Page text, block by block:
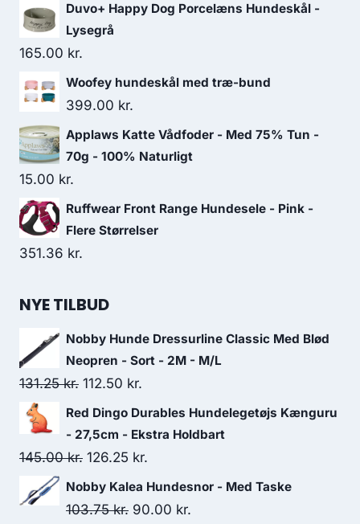
Duvo+ Happy Dog Porcelæns Hundeskål -
Lysegrå
165.00 kr.
Woofey hundeskål med træ-bund
399.00 kr.
Applaws Katte Vådfoder - Med 75% Tun -
70g - 100% Naturligt
15.00 kr.
Ruffwear Front Range Hundesele - Pink -
Flere Størrelser
351.36 kr.
NYE TILBUD
Nobby Hunde Dressurline Classic Med Blød
Neopren - Sort - 2M - M/L
131.25kr. Den
oprindelige
pris
var:
131.25 kr..
112.50 kr.
aktuelle
pris
er:
112.50 kr..
Red Dingo Durables Hundelegetøjs Kænguru
- 27,5cm - Ekstra Holdbart
145.00kr. Den
oprindelige
pris
126.25 kr.
aktuelle
pris
Nobby Kalea Hundesnor - Med Taske
103.75kr. Den
90.00 kr.